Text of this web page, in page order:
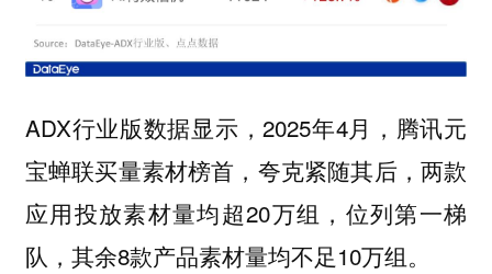
ADX行业版数据显示，2025年4月，腾讯元
宝蝉联买量素材榜首，夸克紧随其后，两款
应用投放素材量均超20万组，位列第一梯
队，其余8款产品素材量均不足10万组。